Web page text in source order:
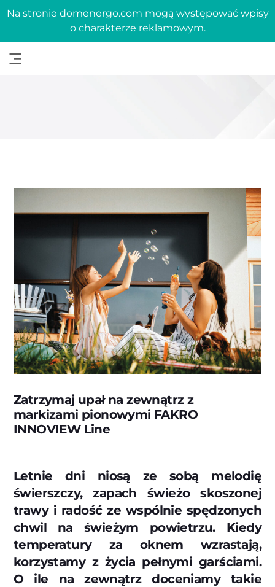
Na stronie domenergo.com mogą występować wpisy
o charakterze reklamowym.
Zatrzymaj upał na zewnątrz z
markizami pionowymi FAKRO
INNOVIEW Line
Letnie dni niosą ze sobą melodię
świerszczy, zapach świeżo skoszonej
trawy i radość ze wspólnie spędzonych
chwil na świeżym powietrzu. Kiedy
temperatury za oknem wzrastają,
korzystamy z życia pełnymi garściami.
O ile na zewnątrz doceniamy takie